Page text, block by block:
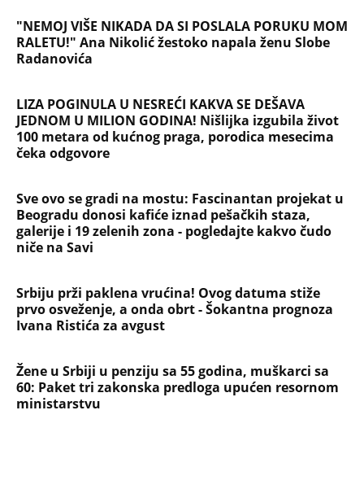
"NEMOJ VIŠE NIKADA DA SI POSLALA PORUKU MOM
RALETU!" Ana Nikolić žestoko napala ženu Slobe
Radanovića
LIZA POGINULA U NESREĆI KAKVA SE DEŠAVA
JEDNOM U MILION GODINA! Nišlijka izgubila život
100 metara od kućnog praga, porodica mesecima
čeka odgovore
Sve ovo se gradi na mostu: Fascinantan projekat u
Beogradu donosi kafiće iznad pešačkih staza,
galerije i 19 zelenih zona - pogledajte kakvo čudo
niče na Savi
Srbiju prži paklena vrućina! Ovog datuma stiže
prvo osveženje, a onda obrt - Šokantna prognoza
Ivana Ristića za avgust
Žene u Srbiji u penziju sa 55 godina, muškarci sa
60: Paket tri zakonska predloga upućen resornom
ministarstvu